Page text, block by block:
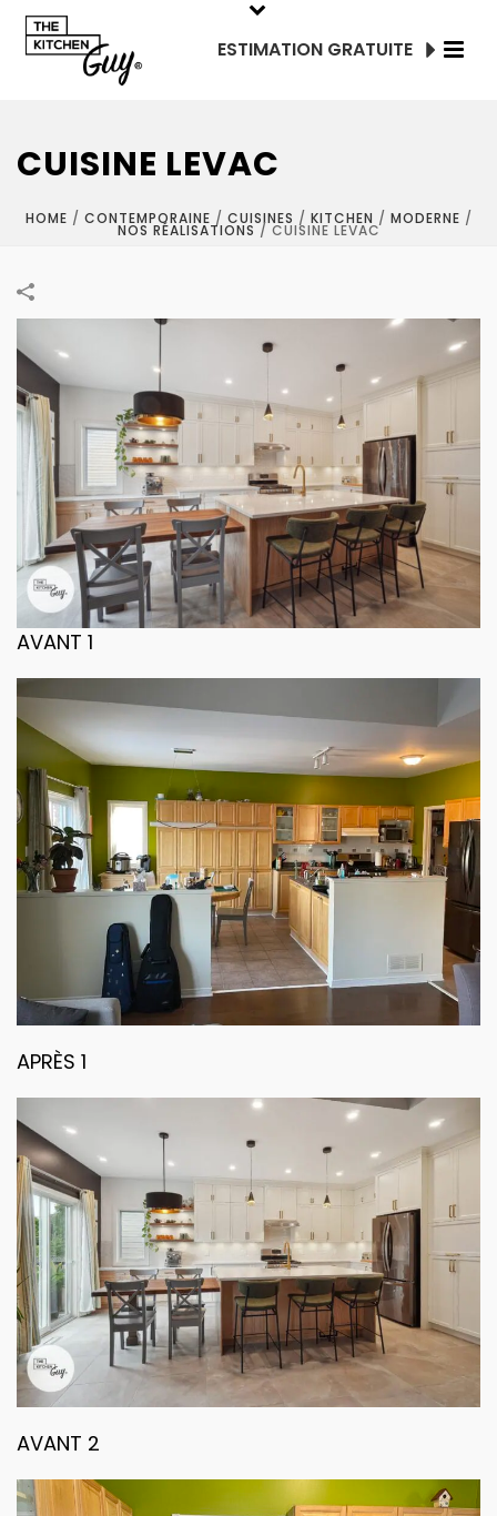
ESTIMATION GRATUITE
CUISINE LEVAC
HOME / CONTEMPORAINE / CUISINES / KITCHEN / MODERNE /
NOS RÉALISATIONS / CUISINE LEVAC
AVANT 1
APRÈS 1
AVANT 2